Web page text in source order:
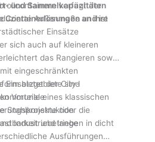
und Sammelkapazitäten
Containerlösungen an ihre
verfügt der
Außenmaße und ist
Einsätze
sich auch auf kleineren
das Rangieren sowie
eingeschränkten
Einsatzgebiete sind
oder die
Industriebetrieben in dicht
bietet der City-
Vorteile eines klassischen
Stahlkonstruktion
und lange
Ausführungen